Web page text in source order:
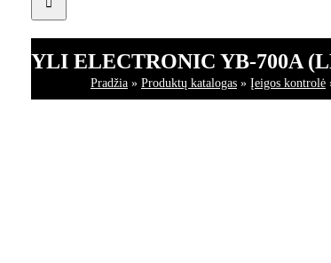
YLI ELECTRONIC YB-700A
Pradžia» Produktų katalogas» Įeigos kontrolė